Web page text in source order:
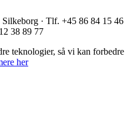
Silkeborg · Tlf. +45 86 84 15 46
38 89 77
teknologier, så vi kan forbedre
her